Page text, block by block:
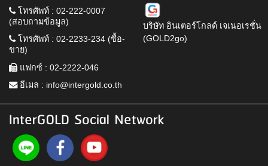
โทรศัพท์ : 02-222-0007
(สอบถามข้อมูล)
โทรศัพท์ : 02-2233-234 (ซื้อ-
ขาย)
แฟกซ์ : 02-2222-046
อีเมล : info@intergold.co.th
บริษัท อินเตอร์โกลด์ เจเนอเรชั่น
(GOLD2go)
InterGOLD Social Network